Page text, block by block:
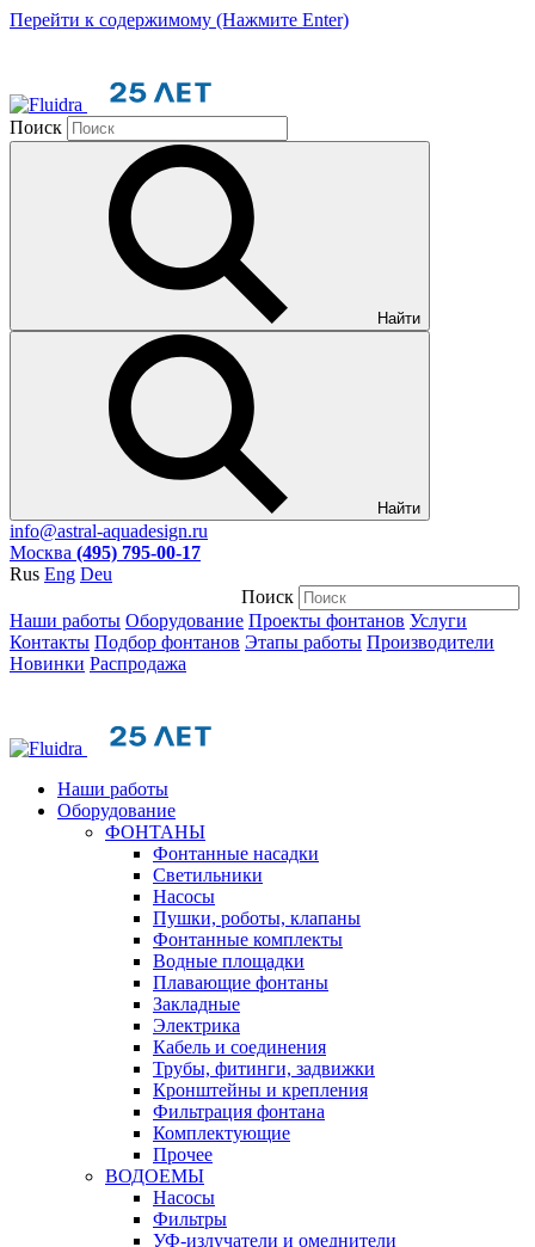
Перейти к содержимому (Нажмите Enter)
Поиск
Найти
Найти
info@astral-aquadesign.ru
Москва (495) 795-00-17
Rus Eng Deu
Поиск
Наши работы Оборудование Проекты фонтанов Услуги
Контакты Подбор фонтанов Этапы работы Производители
Новинки Распродажа
Наши работы
Оборудование
ФОНТАНЫ
Фонтанные насадки
Cветильники
Насосы
Пушки, роботы, клапаны
Фонтанные комплекты
Водные площадки
Плавающие фонтаны
Закладные
Электрика
Кабель и соединения
Трубы, фитинги, задвижки
Кронштейны и крепления
Фильтрация фонтана
Комплектующие
Прочее
ВОДОЕМЫ
Насосы
Фильтры
УФ-излучатели и омеднители